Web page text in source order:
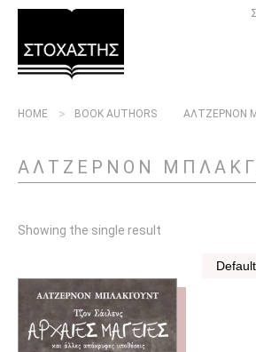
HOME BOOK AUTHORS ΑΛΤΖΕΡΝΟΝ
ΑΛΤΖΕΡΝΟΝ
Showing the single result